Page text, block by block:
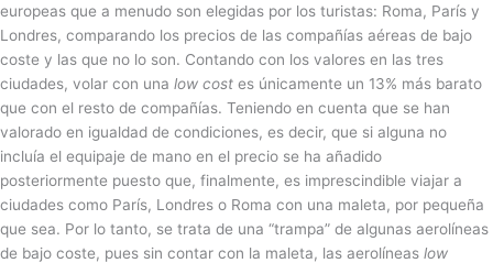
europeas que a menudo son elegidas por los turistas: Roma, París y
Londres, comparando los precios de las compañías aéreas de bajo
coste y las que no lo son. Contando con los valores en las tres
ciudades, volar con una low cost es únicamente un 13% más barato
que con el resto de compañías. Teniendo en cuenta que se han
valorado en igualdad de condiciones, es decir, que si alguna no
incluía el equipaje de mano en el precio se ha añadido
posteriormente puesto que, finalmente, es imprescindible viajar a
ciudades como París, Londres o Roma con una maleta, por pequeña
que sea. Por lo tanto, se trata de una “trampa” de algunas aerolíneas
de bajo coste, pues sin contar con la maleta, las aerolíneas low